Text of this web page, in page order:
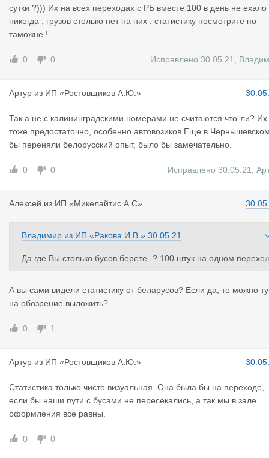
сутки ?))) Их на всех переходах с РБ вместе 100 в день не ехало
никогда , грузов столько нет на них , статистику посмотрите по
таможне !
0 0 Исправлено 30.05.21
Артур из ИП «Ростовщиков А.Ю.»
Так а не с калининградскими номерами не считаются что-ли? Их
тоже предостаточно, особенно автовозиков.Еще в
бы переняли белорусский опыт, было бы замечательно.
0 0 Исправлено 30.05.21
Алексей из ИП «Микелайтис А.С»
Владимир из ИП «Ракова И.В.» 30.05.21
Да где Вы столько бусов берете -? 100 штук на одном переход
ите по таможне !
А вы сами видели статистику от беларусов? Если да, то можно
на обозрение выложить?
0 1
Артур из ИП «Ростовщиков А.Ю.»
Статистика только чисто визуальная. Она была бы на переходе,
если бы наши пути с бусами не пересекались, а так мы в зале
оформления все равны.
0 0